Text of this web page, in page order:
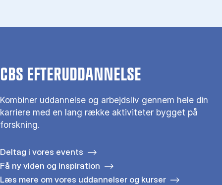
CBS EFTERUDDANNELSE
Kombiner uddannelse og arbejdsliv gennem hele din
karriere med en lang række aktiviteter bygget på
forskning.
Deltag i vores events
Få ny viden og inspiration
Læs mere om vores uddannelser og kurser